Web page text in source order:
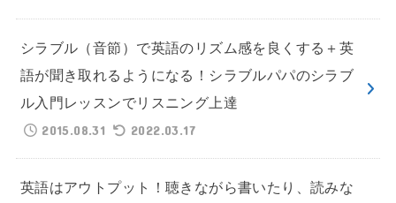
シラブル（音節）で英語のリズム感を良くする＋英
語が聞き取れるようになる！シラブルパパのシラブ
ル入門レッスンでリスニング上達
2015.08.31
2022.03.17
英語はアウトプット！聴きながら書いたり、読みな